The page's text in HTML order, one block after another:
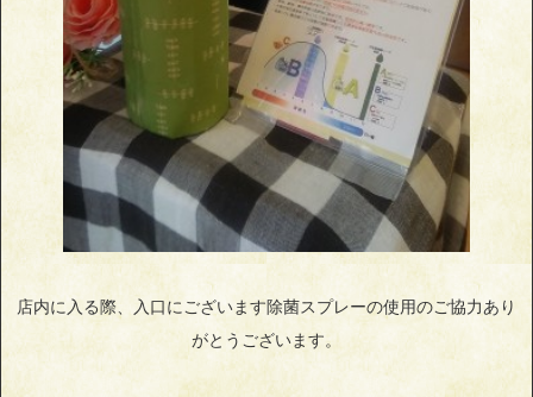
店内に入る際、入口にございます除菌スプレーの使用のご協力あり
がとうございます。